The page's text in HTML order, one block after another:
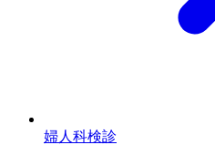
婦人科検診